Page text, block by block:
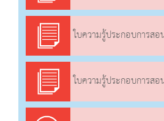
ใบความรู้ประกอบการสอน เรื่อง จัดการแสดงการขับร้อง
ใบความรู้ประกอบการสอน เรื่อง จัดการแสดงการขับร้อง